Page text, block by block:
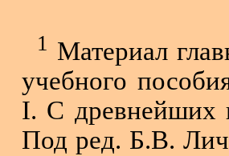
1 Материал
учебного
I. С древнейших
Под ред. Б.В.